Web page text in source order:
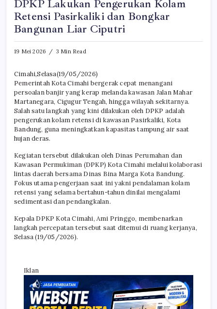
DPKP Lakukan Pengerukan Kolam
Retensi Pasirkaliki dan Bongkar
Bangunan Liar Ciputri
19 Mei 2026 3 Min Read
Cimahi,Selasa(19/05/2026)
Pemerintah Kota Cimahi bergerak cepat menangani
persoalan banjir yang kerap melanda kawasan Jalan Mahar
Martanegara, Cigugur Tengah, hingga wilayah sekitarnya.
Salah satu langkah yang kini dilakukan oleh DPKP adalah
pengerukan kolam retensi di kawasan Pasirkaliki, Kota
Bandung, guna meningkatkan kapasitas tampung air saat
hujan deras.
Kegiatan tersebut dilakukan oleh Dinas Perumahan dan
Kawasan Permukiman (DPKP) Kota Cimahi melalui kolaborasi
lintas daerah bersama Dinas Bina Marga Kota Bandung.
Fokus utama pengerjaan saat ini yakni pendalaman kolam
retensi yang selama bertahun-tahun dinilai mengalami
sedimentasi dan pendangkalan.
Kepala DPKP Kota Cimahi, Ami Pringgo, membenarkan
langkah percepatan tersebut saat ditemui di ruang kerjanya,
Selasa (19/05/2026).
Iklan